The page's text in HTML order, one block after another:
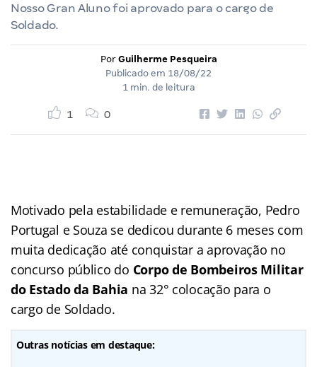
Nosso Gran Aluno foi aprovado para o cargo de
Soldado.
Por Guilherme Pesqueira
Publicado em 18/08/22
1 min. de leitura
1 0
Motivado pela estabilidade e remuneração, Pedro
Portugal e Souza se dedicou durante 6 meses com
muita dedicação até conquistar a aprovação no
concurso público do Corpo de Bombeiros Militar
do Estado da Bahia na 32° colocação para o
cargo de Soldado.
Outras notícias em destaque: